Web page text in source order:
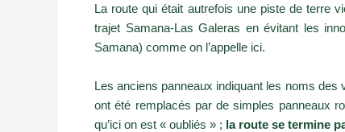
La route qui était autrefois une piste de terre
trajet Samana-Las Galeras en évitant les
Samana) comme on l’appelle ici.
Les anciens panneaux indiquant les noms
ont été remplacés par de simples panneaux
qu’ici on est « oubliés » ; la route se termine